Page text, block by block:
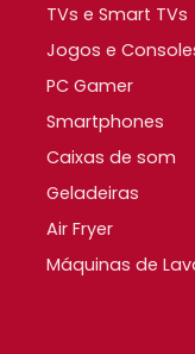
TVs e Smart TVs
Jogos e
PC Gamer
Smartphones
Caixas de som
Geladeiras
Air Fryer
Máquinas de